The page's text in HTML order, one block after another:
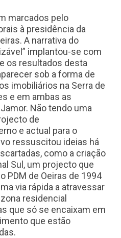
marcados pelo
à presidência da
A narrativa do
implantou-se com
os resultados desta
sob a forma de
imobiliários na Serra de
e em ambas as
Não tendo uma
de
e actual para o
ressuscitou ideias há
como a criação
Sul, um projecto que
PDM de Oeiras de 1994
via rápida a atravessar
residencial
que só se encaixam em
que estão